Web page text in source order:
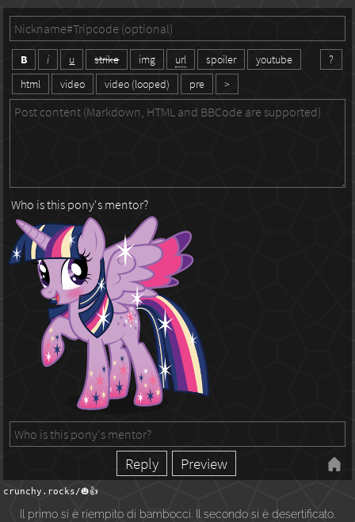
?
B i u strike img url spoiler
youtube
html
video video (looped) pre >
Who is this pony's mentor?
crunchy.rocks/🎃👍
Il primo si è riempito di bambocci. Il secondo si è desertificato.